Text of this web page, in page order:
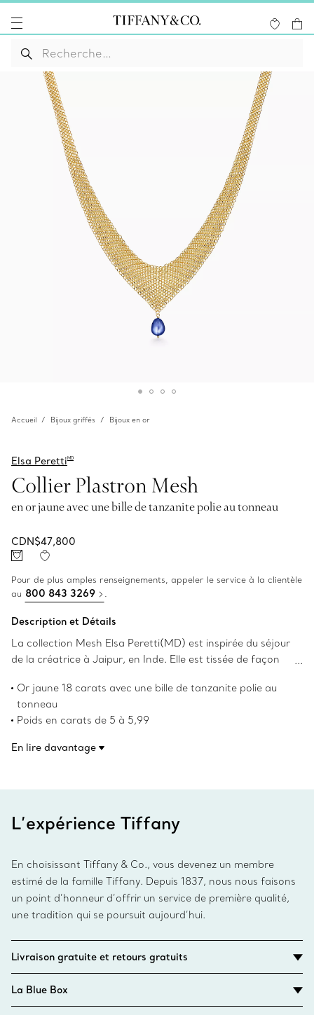
Accueil Bijoux griffés Bijoux en or
Elsa PerettiMD
Collier Plastron Mesh
en or jaune avec une bille de tanzanite polie au tonneau
CDN$47,800
Pour de plus amples renseignements, appeler le service à la clientèle
au 800 843 3269 .
Description et Détails
La collection Mesh Elsa Peretti(MD) est inspirée du séjour
de la créatrice à Jaipur, en Inde. Elle est tissée de façon
les contours du corps comme un tissu. Confectionnée par
des artisans talentueux, la maille de forme sensuelle est
malléable et ergonomique. Ce collier est confectionné en
au tonneau. Portez ce collier seul pour un style saisissant.
Or jaune 18 carats avec une bille de tanzanite polie au
tonneau
Poids en carats de 5 à 5,99
par la Fondation Nando et Elsa Peretti
En lire davantage
L’expérience Tiffany
En choisissant Tiffany & Co., vous devenez un membre
estimé de la famille Tiffany. Depuis 1837, nous nous faisons
un point d’honneur d’offrir un service de première qualité,
une tradition qui se poursuit aujourd’hui.
Livraison gratuite et retours gratuits
La Blue Box